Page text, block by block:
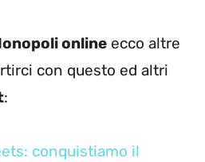
online ecco altre
con questo ed altri
:
conquistiamo il